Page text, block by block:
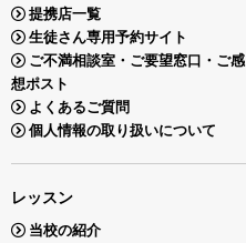
提携店一覧
生徒さん専用予約サイト
ご不満相談室・ご要望窓口・ご感
想ポスト
よくあるご質問
個人情報の取り扱いについて
レッスン
当校の紹介